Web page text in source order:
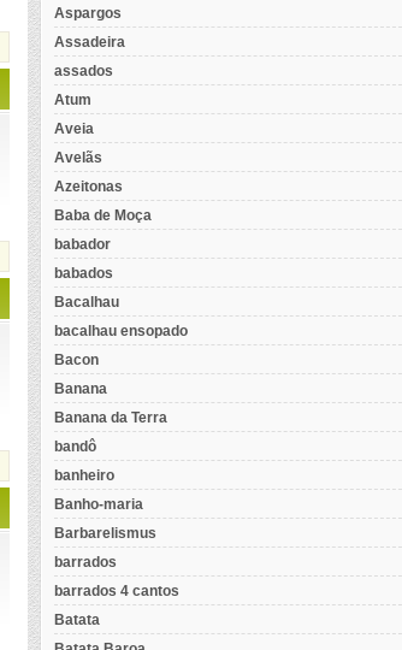
Aspargos
Assadeira
assados
Atum
Aveia
Avelãs
Azeitonas
Baba de Moça
babador
babados
Bacalhau
bacalhau ensopado
Bacon
Banana
Banana da Terra
bandô
banheiro
Banho-maria
Barbarelismus
barrados
barrados 4 cantos
Batata